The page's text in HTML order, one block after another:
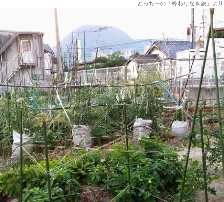
とっちーの「終わりなき旅」より